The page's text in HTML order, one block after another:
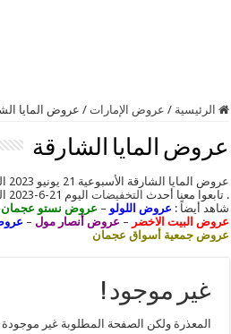
الرئيسية / عروض الإمارات / عروض المايا
عروض المايا الشارقة
. تابعوا معنا أحدث التخفيضات اليوم 21-6-2023 الموافق 3-12-1444
شاهد أيضاً : عروض اللولو – عروض نستو عجمان
عروض البيت الاخضر – عروض أنصار مول –
عروض جمعية أسواق عجمان
غير موجود !
المعذرة ولكن الصفحة المطلوبة غير